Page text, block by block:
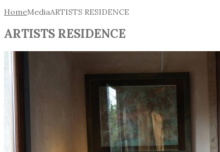
HomeMediaARTISTS RESIDENCE
ARTISTS RESIDENCE